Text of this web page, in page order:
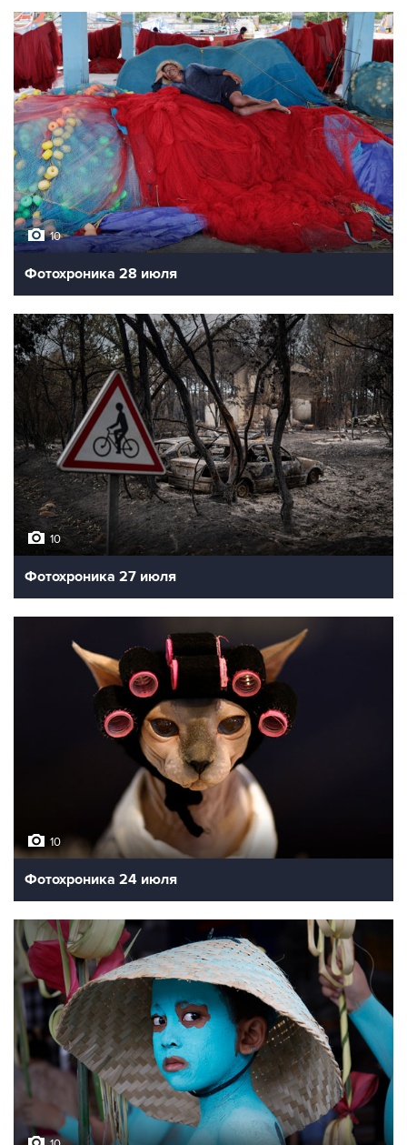
10
Фотохроника 28 июля
10
Фотохроника 27 июля
10
Фотохроника 24 июля